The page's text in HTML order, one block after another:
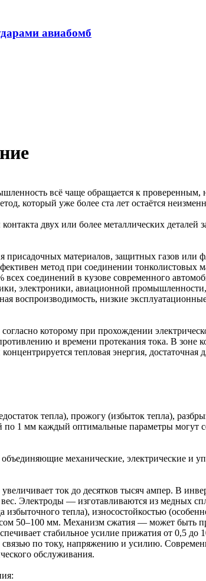
авиабомб
всё чаще обращается к
который уже более ста лет остаётся
двух или более металлических деталей
присадочных материалов, защитных газов или
метод при соединении тонколистовых
соединений в кузове современного
электроники, авиационной
низкие
которому при прохождении
и времени протекания тока. В зоне
тепловая энергия, достаточная
тепла), прожогу (избыток тепла),
1 мм каждый оптимальные параметры могут
механические, электрические и
ток до десятков тысяч ампер. В
Электроды — изготавливаются из медных
тепла), износостойкостью
50–100 мм. Механизм сжатия — может
стабильное усилие прижатия от 0,5
по току, напряжению и усилию.
обслуживания.